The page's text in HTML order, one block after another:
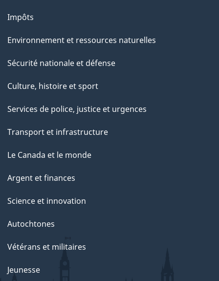
Impôts
Environnement et ressources naturelles
Sécurité nationale et défense
Culture, histoire et sport
Services de police, justice et urgences
Transport et infrastructure
Le Canada et le monde
Argent et finances
Science et innovation
Autochtones
Vétérans et militaires
Jeunesse